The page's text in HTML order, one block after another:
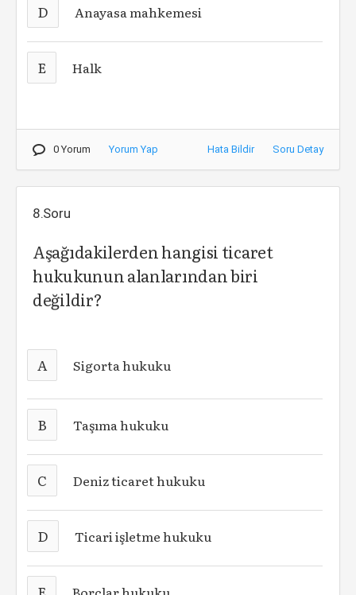
D Anayasa mahkemesi
E Halk
0 Yorum Yorum Yap Hata Bildir Soru Detay
8.Soru
Aşağıdakilerden hangisi ticaret
hukukunun alanlarından biri
değildir?
A Sigorta hukuku
B Taşıma hukuku
C Deniz ticaret hukuku
D Ticari işletme hukuku